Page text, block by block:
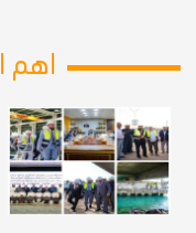
اهم